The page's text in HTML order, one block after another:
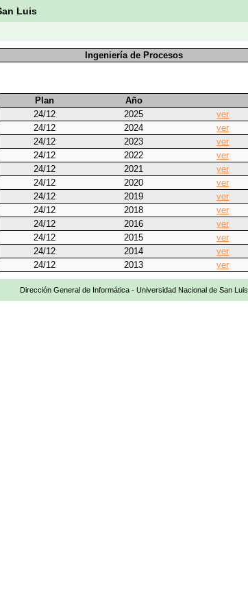
Luis
Ingeniería de Procesos
Plan
Año
24/12
2025
ver
24/12
2024
ver
24/12
2023
ver
24/12
2022
ver
24/12
2021
ver
24/12
2020
ver
24/12
2019
ver
24/12
2018
ver
24/12
2016
ver
24/12
2015
ver
24/12
2014
ver
24/12
2013 ver
Dirección General de Informática - Universidad Nacional de San Luis